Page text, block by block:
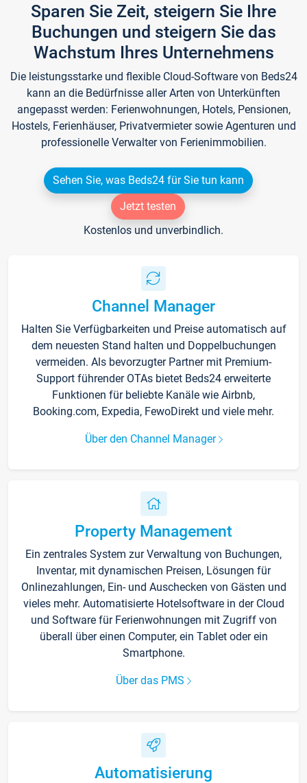
Sparen Sie Zeit, steigern Sie Ihre
Buchungen und steigern Sie das
Wachstum Ihres Unternehmens
Die leistungsstarke und flexible Cloud-Software von Beds24
kann an die Bedürfnisse aller Arten von Unterkünften
angepasst werden: Ferienwohnungen, Hotels, Pensionen,
Hostels, Ferienhäuser, Privatvermieter sowie Agenturen und
professionelle Verwalter von Ferienimmobilien.
Sehen Sie, was Beds24 für Sie tun kann
Jetzt testen
Kostenlos und unverbindlich.
Channel Manager
Halten Sie Verfügbarkeiten und Preise automatisch auf
dem neuesten Stand halten und Doppelbuchungen
vermeiden. Als bevorzugter Partner mit Premium-
Support führender OTAs bietet Beds24 erweiterte
Funktionen für beliebte Kanäle wie Airbnb,
Booking.com, Expedia, FewoDirekt und viele mehr.
Über den Channel Manager
Property Management
Ein zentrales System zur Verwaltung von Buchungen,
Inventar, mit dynamischen Preisen, Lösungen für
Onlinezahlungen, Ein- und Auschecken von Gästen und
vieles mehr. Automatisierte Hotelsoftware in der Cloud
und Software für Ferienwohnungen mit Zugriff von
überall über einen Computer, ein Tablet oder ein
Smartphone.
Über das PMS
Automatisierung